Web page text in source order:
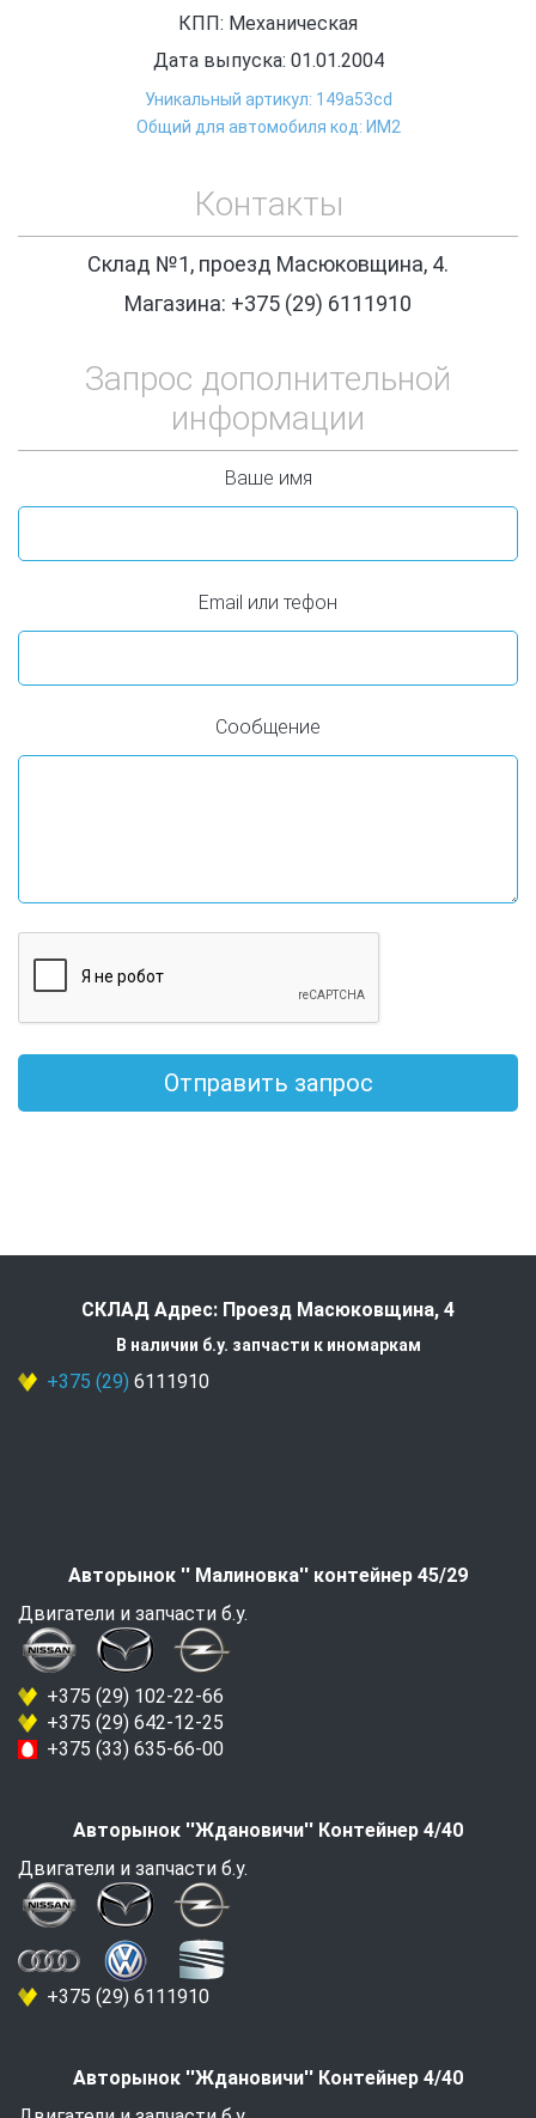
КПП: Механическая
Дата выпуска: 01.01.2004
Уникальный артикул: 149a53cd
Общий для автомобиля код: ИМ2
Контакты
Склад №1, проезд Масюковщина, 4.
Магазина: +375 (29) 6111910
Запрос дополнительной
информации
Ваше имя
Email или тефон
Сообщение
Отправить запрос
СКЛАД Адрес: Проезд Масюковщина, 4
В наличии б.у. запчасти к иномаркам
+375 (29) 6111910
Авторынок '' Малиновка'' контейнер 45/29
Двигатели и запчасти б.у.
+375 (29) 102-22-66
+375 (29) 642-12-25
+375 (33) 635-66-00
Авторынок ''Ждановичи'' Контейнер 4/40
Двигатели и запчасти б.у.
+375 (29) 6111910
Авторынок ''Ждановичи'' Контейнер 4/40